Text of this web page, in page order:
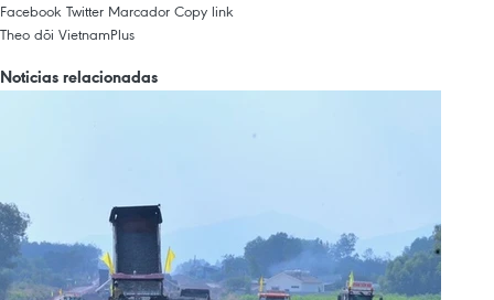
Facebook Twitter Marcador Copy link
Theo dõi VietnamPlus
Noticias relacionadas